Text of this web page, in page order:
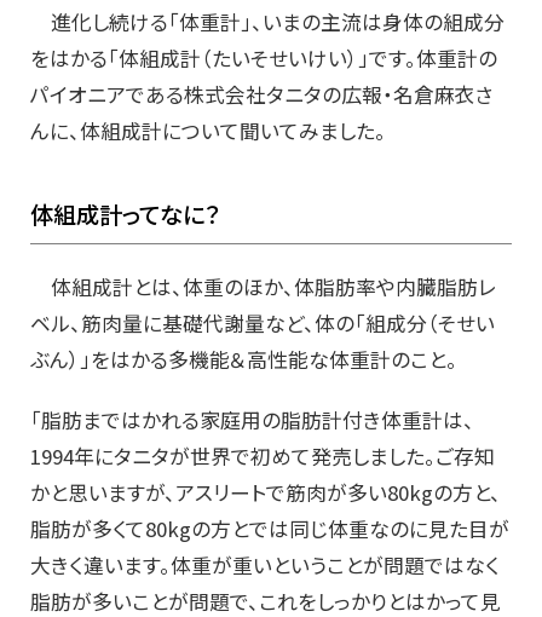
進化し続ける「体重計」、いまの主流は身体の組成分
をはかる「体組成計（たいそせいけい）」です。体重計の
パイオニアである株式会社タニタの広報・名倉麻衣さ
んに、体組成計について聞いてみました。
体組成計ってなに？
体組成計とは、体重のほか、体脂肪率や内臓脂肪レ
ベル、筋肉量に基礎代謝量など、体の「組成分（そせい
ぶん）」をはかる多機能＆高性能な体重計のこと。
「脂肪まではかれる家庭用の脂肪計付き体重計は、
1994年にタニタが世界で初めて発売しました。ご存知
かと思いますが、アスリートで筋肉が多い80kgの方と、
脂肪が多くて80kgの方とでは同じ体重なのに見た目が
大きく違います。体重が重いということが問題ではなく
脂肪が多いことが問題で、これをしっかりとはかって見